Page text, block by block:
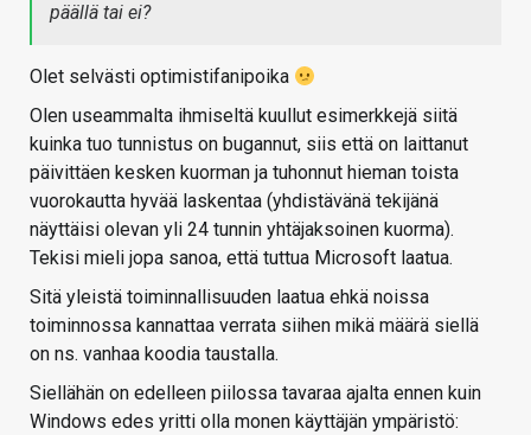
päällä tai ei?
Olet selvästi optimistifanipoika
Olen useammalta ihmiseltä kuullut esimerkkejä siitä
kuinka tuo tunnistus on bugannut, siis että on laittanut
päivittäen kesken kuorman ja tuhonnut hieman toista
vuorokautta hyvää laskentaa (yhdistävänä tekijänä
näyttäisi olevan yli 24 tunnin yhtäjaksoinen kuorma).
Tekisi mieli jopa sanoa, että tuttua Microsoft laatua.
Sitä yleistä toiminnallisuuden laatua ehkä noissa
toiminnossa kannattaa verrata siihen mikä määrä siellä
on ns. vanhaa koodia taustalla.
Siellähän on edelleen piilossa tavaraa ajalta ennen kuin
Windows edes yritti olla monen käyttäjän ympäristö: